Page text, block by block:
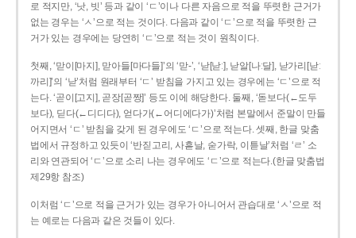
로 적지만, ‘낫, 빗’ 등과 같이 ‘ㄷ’이나 다른 자음으로 적을 뚜렷한 근거가
없는 경우는 ‘ㅅ’으로 적는 것이다. 다음과 같이 ‘ㄷ’으로 적을 뚜렷한 근
거가 있는 경우에는 당연히 ‘ㄷ’으로 적는 것이 원칙이다.
첫째, ‘맏이[마지], 맏아들[마다들]’의 ‘맏-’, ‘낟[낟ː], 낟알[나ː달], 낟가리[낟ː
까리]’의 ‘낟’처럼 원래부터 ‘ㄷ’ 받침을 가지고 있는 경우에는 ‘ㄷ’으로 적
는다. ‘곧이[고지], 곧장[곧짱]’ 등도 이에 해당한다. 둘째, ‘돋보다(←도두
보다), 딛다(←디디다), 얻다가(←어디에다가)’처럼 본말에서 준말이 만들
어지면서 ‘ㄷ’ 받침을 갖게 된 경우에도 ‘ㄷ’으로 적는다. 셋째, 한글 맞춤
법에서 규정하고 있듯이 ‘반짇고리, 사흗날, 숟가락, 이튿날’처럼 ‘ㄹ’ 소
리와 연관되어 ‘ㄷ’으로 소리 나는 경우에도 ‘ㄷ’으로 적는다.(한글 맞춤법
제29항 참조)
이처럼 ‘ㄷ’으로 적을 근거가 있는 경우가 아니어서 관습대로 ‘ㅅ’으로 적
는 예로는 다음과 같은 것들이 있다.